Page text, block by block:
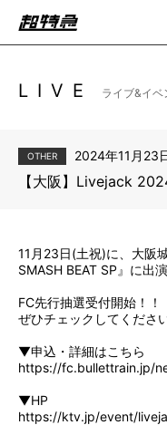
LIVE ライブ&イベ
OTHER 2024年11月23
【大阪】Livejack
11月23日(土祝)に、大阪
SMASH BEAT SP』に出
FC先行抽選受付開始！！
ぜひチェックしてくださ
▼申込・詳細はこちら
https://fc.bullettrain.jp/
▼HP
https://ktv.jp/event/